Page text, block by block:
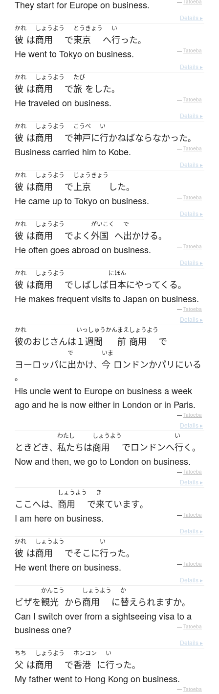
They start for Europe on business. — Tatoeba
Details ▸
かれ
彼 は
しょうよう
商用 で
とうきょう
東京 へ
い
行った。
He went to Tokyo on business. — Tatoeba
Details ▸
かれ
彼 は
しょうよう
商用 で
たび
旅 を した。
He traveled on business. — Tatoeba
Details ▸
かれ
彼 は
しょうよう
商用 で
こうべ
神戸に
い
行かねばならなかった。
Business carried him to Kobe. — Tatoeba
Details ▸
かれ
彼 は
しょうよう
商用 で
じょうきょう
上京 した。
He came up to Tokyo on business. — Tatoeba
Details ▸
かれ
彼 は
しょうよう
商用 でよく
がいこく
外国 へ
で
出かける。
He often goes abroad on business. — Tatoeba
Details ▸
かれ
彼 は
しょうよう
商用 で しばしば
にほん
日本にやってくる。
He makes frequent visits to Japan on business.
— Tatoeba
Details ▸
かれ
彼のおじさんは
いっしゅうかん
１週間
まえ
前
しょうよう
商用
で
ヨーロッパに
で
出かけ、
いま
今 ロンドンかパリ にいる
。
His uncle went to Europe on business a week
ago and he is now either in London or in Paris.
— Tatoeba
Details ▸
ときどき、
わたし
私たちは
しょうよう
商用 でロンドンへ
い
行く 。
Now and then, we go to London on business.
— Tatoeba
Details ▸
ここへは、
しょうよう
商用 で
き
来ています。
I am here on business. — Tatoeba
Details ▸
かれ
彼 は
しょうよう
商用 でそこ に
い
行った。
He went there on business. — Tatoeba
Details ▸
ビザを
かんこう
観光 から
しょうよう
商用 に
か
替えられますか。
Can I switch over from a sightseeing visa to a
business one?
— Tatoeba
Details ▸
ちち
父 は
しょうよう
商用 で
ホンコン
香港 に
い
行った。
My father went to Hong Kong on business.
— Tatoeba